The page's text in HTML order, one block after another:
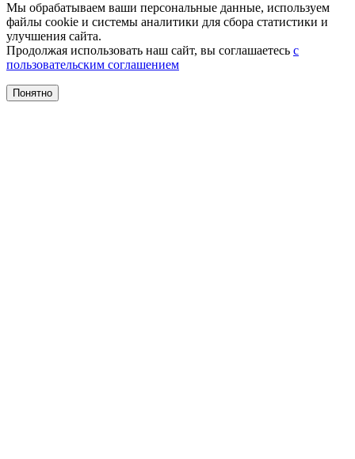
Мы обрабатываем ваши персональные данные, используем
файлы cookie и системы аналитики для сбора статистики и
улучшения сайта.
Продолжая использовать наш сайт, вы соглашаетесь с
пользовательским соглашением
Понятно